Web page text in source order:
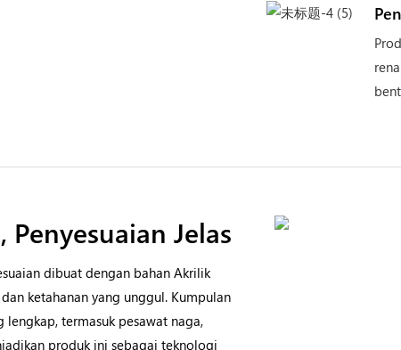
Penyesuaian Jelas
dibuat dengan bahan Akrilik
ketahanan yang unggul. Kumpulan
termasuk pesawat naga,
produk ini sebagai teknologi